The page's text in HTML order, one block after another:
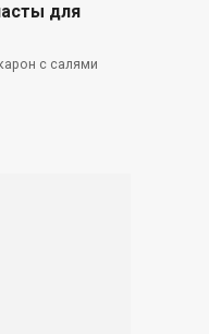
для
с салями